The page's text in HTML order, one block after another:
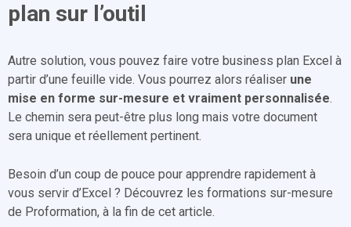
plan sur l’outil
Autre solution, vous pouvez faire votre business plan Excel à
partir d’une feuille vide. Vous pourrez alors réaliser une
mise en forme sur-mesure et vraiment personnalisée.
Le chemin sera peut-être plus long mais votre document
sera unique et réellement pertinent.
Besoin d’un coup de pouce pour apprendre rapidement à
vous servir d’Excel ? Découvrez les formations sur-mesure
de Proformation, à la fin de cet article.